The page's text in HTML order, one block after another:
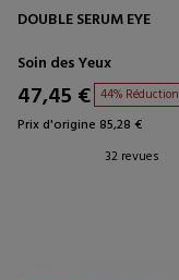
DOUBLE SERUM EYE
Soin des Yeux
47,45 € 44% Réduction
Prix d'origine 85,28 €
32 revues